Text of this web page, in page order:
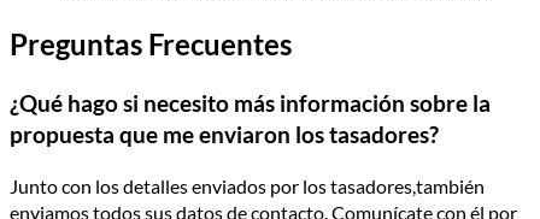
Preguntas Frecuentes
¿Qué hago si necesito más información sobre la
propuesta que me enviaron los tasadores?
Junto con los detalles enviados por los tasadores,también
enviamos todos sus datos de contacto. Comunícate con él por